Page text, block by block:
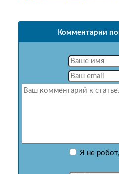
Комментарии
Я не